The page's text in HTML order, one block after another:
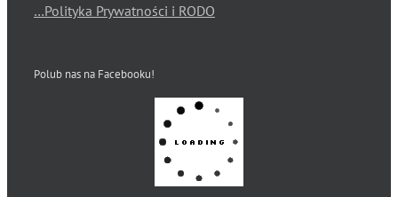
…Polityka Prywatności i RODO
Polub nas na Facebooku!